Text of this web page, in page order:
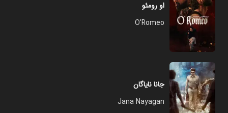
او رومئو
O'Romeo
جانا نایاگان
Jana Nayagan